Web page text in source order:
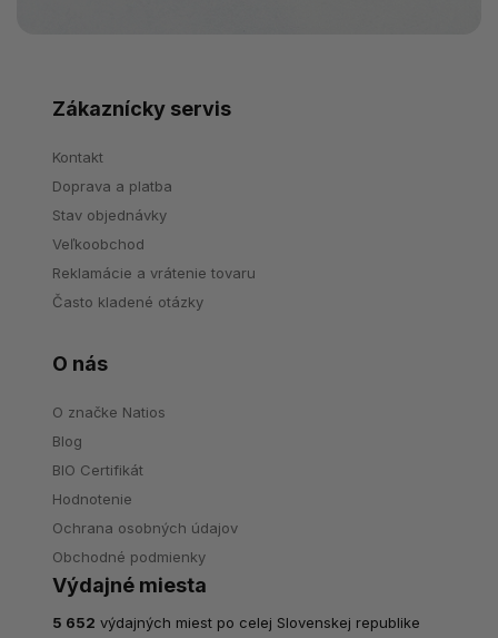
Zákaznícky servis
Kontakt
Doprava a platba
Stav objednávky
Veľkoobchod
Reklamácie a vrátenie tovaru
Často kladené otázky
O nás
O značke Natios
Blog
BIO Certifikát
Hodnotenie
Ochrana osobných údajov
Obchodné podmienky
Výdajné miesta
5 652 výdajných miest po celej Slovenskej republike